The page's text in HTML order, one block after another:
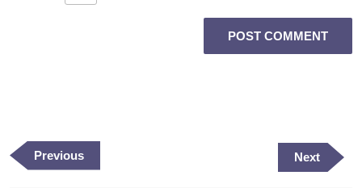
Previous
Post
Previous
Next
Post
Next